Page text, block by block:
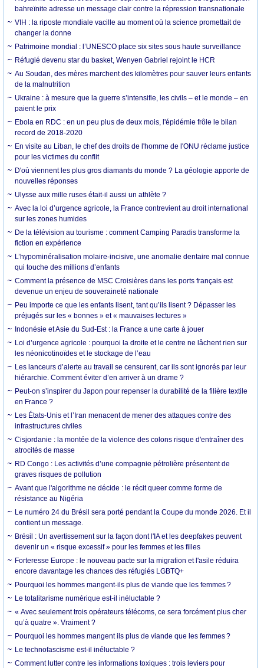
bahreïnite adresse un message clair contre la répression transnationale
VIH : la riposte mondiale vacille au moment où la science promettait de
changer la donne
Patrimoine mondial : l’UNESCO place six sites sous haute surveillance
Réfugié devenu star du basket, Wenyen Gabriel rejoint le HCR
Au Soudan, des mères marchent des kilomètres pour sauver leurs enfants
de la malnutrition
Ukraine : à mesure que la guerre s’intensifie, les civils – et le monde – en
paient le prix
Ebola en RDC : en un peu plus de deux mois, l'épidémie frôle le bilan
record de 2018-2020
En visite au Liban, le chef des droits de l'homme de l'ONU réclame justice
pour les victimes du conflit
D'où viennent les plus gros diamants du monde ? La géologie apporte de
nouvelles réponses
Ulysse aux mille ruses était-il aussi un athlète ?
Avec la loi d’urgence agricole, la France contrevient au droit international
sur les zones humides
De la télévision au tourisme : comment Camping Paradis transforme la
fiction en expérience
L’hypominéralisation molaire-incisive, une anomalie dentaire mal connue
qui touche des millions d’enfants
Comment la présence de MSC Croisières dans les ports français est
devenue un enjeu de souveraineté nationale
Peu importe ce que les enfants lisent, tant qu’ils lisent ? Dépasser les
préjugés sur les « bonnes » et « mauvaises lectures »
Indonésie et Asie du Sud-Est : la France a une carte à jouer
Loi d’urgence agricole : pourquoi la droite et le centre ne lâchent rien sur
les néonicotinoïdes et le stockage de l’eau
Les lanceurs d’alerte au travail se censurent, car ils sont ignorés par leur
hiérarchie. Comment éviter d’en arriver à un drame ?
Peut-on s’inspirer du Japon pour repenser la durabilité de la filière textile
en France ?
Les États-Unis et l’Iran menacent de mener des attaques contre des
infrastructures civiles
Cisjordanie : la montée de la violence des colons risque d'entraîner des
atrocités de masse
RD Congo : Les activités d’une compagnie pétrolière présentent de
graves risques de pollution
Avant que l'algorithme ne décide : le récit queer comme forme de
résistance au Nigéria
Le numéro 24 du Brésil sera porté pendant la Coupe du monde 2026. Et il
contient un message.
Brésil : Un avertissement sur la façon dont l'IA et les deepfakes peuvent
devenir un « risque excessif » pour les femmes et les filles
Forteresse Europe : le nouveau pacte sur la migration et l'asile réduira
encore davantage les chances des réfugiés LGBTQ+
Pourquoi les hommes mangent-ils plus de viande que les femmes ?
Le totalitarisme numérique est-il inéluctable ?
« Avec seulement trois opérateurs télécoms, ce sera forcément plus cher
qu’à quatre ». Vraiment ?
Pourquoi les hommes mangent ils plus de viande que les femmes ?
Le technofascisme est-il inéluctable ?
Comment lutter contre les informations toxiques : trois leviers pour